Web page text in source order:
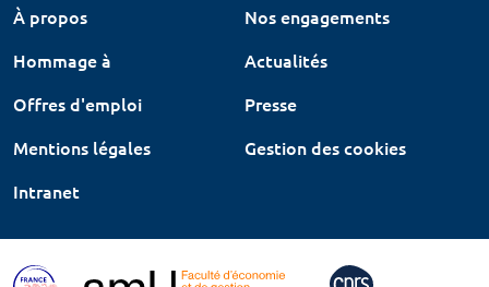
À propos
Nos engagements
Hommage à
Actualités
Offres d'emploi
Presse
Mentions légales
Gestion des cookies
Intranet